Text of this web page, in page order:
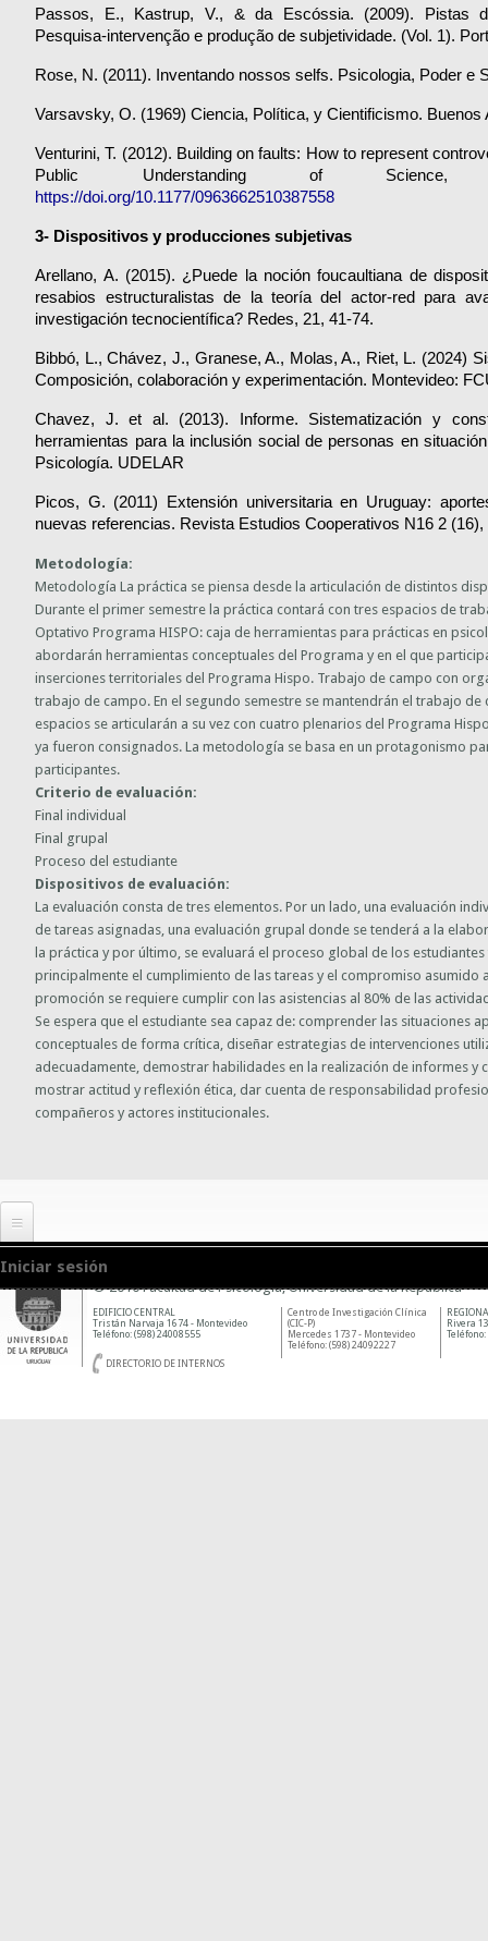
Passos, E., Kastrup, V., & da Escóssia. (2009). Pistas
Pesquisa-intervenção e produção de subjetividade. (Vol. 1).
Rose, N. (2011). Inventando nossos selfs. Psicologia, Poder e
Varsavsky, O. (1969) Ciencia, Política, y Cientificismo. Buenos
Venturini, T. (2012). Building on faults: How to represent
https://doi.org/10.1177/0963662510387558
3- Dispositivos y producciones subjetivas
Arellano, A. (2015). ¿Puede la noción foucaultiana de
resabios estructuralistas de la teoría del actor-red para
investigación tecnocientífica? Redes, 21, 41-74.
Bibbó, L., Chávez, J., Granese, A., Molas, A., Riet, L. (2024)
Composición, colaboración y experimentación. Montevideo:
Chavez, J. et al. (2013). Informe. Sistematización y
herramientas para la inclusión social de personas en
Psicología. UDELAR
Picos, G. (2011) Extensión universitaria en Uruguay:
nuevas referencias. Revista Estudios Cooperativos N16 2
Metodología:
Metodología La práctica se piensa desde la articulación de distintos
Durante el primer semestre la práctica contará con tres espacios de
Optativo Programa HISPO: caja de herramientas para prácticas en
abordarán herramientas conceptuales del Programa y en el que
inserciones territoriales del Programa Hispo. Trabajo de campo con
trabajo de campo. En el segundo semestre se mantendrán el trabajo de
espacios se articularán a su vez con cuatro plenarios del Programa
ya fueron consignados. La metodología se basa en un protagonismo
participantes.
Criterio de evaluación:
Final individual
Final grupal
Proceso del estudiante
Dispositivos de evaluación:
La evaluación consta de tres elementos. Por un lado, una evaluación
de tareas asignadas, una evaluación grupal donde se tenderá a la
la práctica y por último, se evaluará el proceso global de los
principalmente el cumplimiento de las tareas y el compromiso asumido
promoción se requiere cumplir con las asistencias al 80% de las
Se espera que el estudiante sea capaz de: comprender las situaciones
conceptuales de forma crítica, diseñar estrategias de intervenciones
adecuadamente, demostrar habilidades en la realización de informes y
mostrar actitud y reflexión ética, dar cuenta de responsabilidad
compañeros y actores institucionales.
Iniciar sesión
© 2010 Facultad de Psicología, Universidad de la República
Rivera
Teléfono:
Centro de Investigación Clínica
(CIC-P)
Mercedes 1737 - Montevideo
Teléfono: (598) 24092227
EDIFICIO CENTRAL
Tristán Narvaja 1674 - Montevideo
Teléfono: (598) 24008555
DIRECTORIO DE INTERNOS